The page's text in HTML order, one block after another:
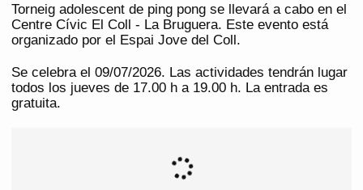
Torneig adolescent de ping pong se llevará a cabo en el
Centre Cívic El Coll - La Bruguera. Este evento está
organizado por el Espai Jove del Coll.
Se celebra el 09/07/2026. Las actividades tendrán lugar
todos los jueves de 17.00 h a 19.00 h. La entrada es
gratuita.